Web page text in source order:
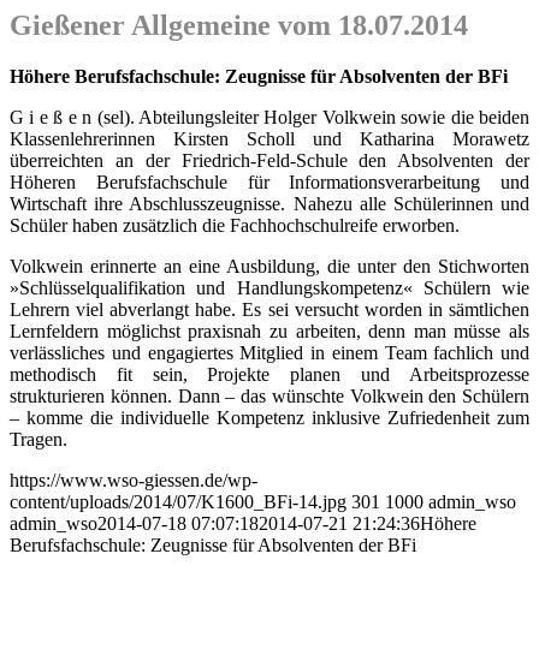
Gießener Allgemeine vom 18.07.2014
Höhere Berufsfachschule: Zeugnisse für Absolventen der BFi
G i e ß e n (sel). Abteilungsleiter Holger Volkwein sowie die beiden
Klassenlehrerinnen Kirsten Scholl und Katharina Morawetz
überreichten an der Friedrich-Feld-Schule den Absolventen der
Höheren Berufsfachschule für Informationsverarbeitung und
Wirtschaft ihre Abschlusszeugnisse. Nahezu alle Schülerinnen und
Schüler haben zusätzlich die Fachhochschulreife erworben.
Volkwein erinnerte an eine Ausbildung, die unter den Stichworten
»Schlüsselqualifikation und Handlungskompetenz« Schülern wie
Lehrern viel abverlangt habe. Es sei versucht worden in sämtlichen
Lernfeldern möglichst praxisnah zu arbeiten, denn man müsse als
verlässliches und engagiertes Mitglied in einem Team fachlich und
methodisch fit sein, Projekte planen und Arbeitsprozesse
strukturieren können. Dann – das wünschte Volkwein den Schülern
– komme die individuelle Kompetenz inklusive Zufriedenheit zum
Tragen.
https://www.wso-giessen.de/wp-
content/uploads/2014/07/K1600_BFi-14.jpg 301 1000 admin_wso
admin_wso2014-07-18 07:07:182014-07-21 21:24:36Höhere
Berufsfachschule: Zeugnisse für Absolventen der BFi